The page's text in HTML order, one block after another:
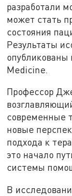
разработали
может стать
состояния
Результаты
Medicine.
Профессор
современные
новые
подхода к
это начало
системы
В